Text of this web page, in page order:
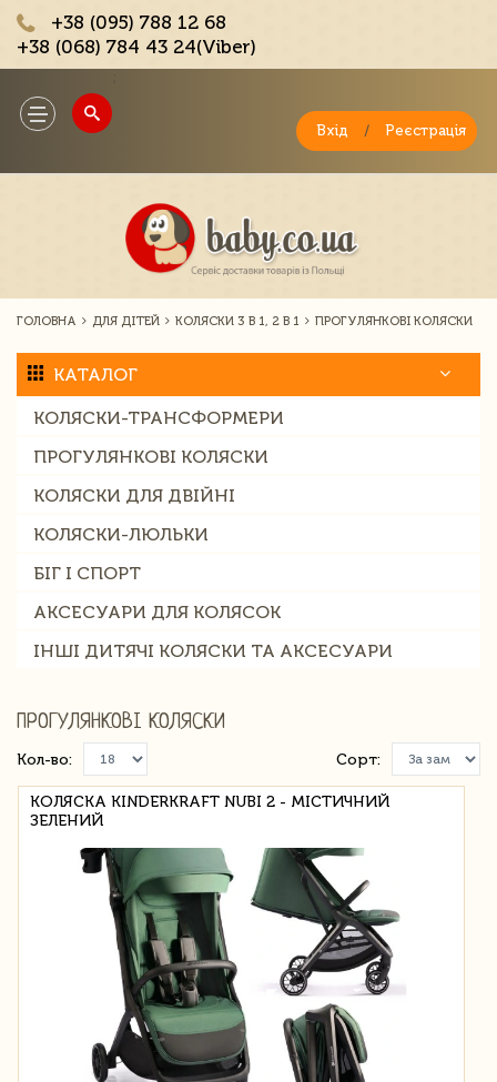
+38 (095) 788 12 68
+38 (068) 784 43 24(Viber)
Toggle
navigation
Вхід / Реєстрація
ГОЛОВНА ДЛЯ ДІТЕЙ КОЛЯСКИ 3 В 1, 2 В 1 ПРОГУЛЯНКОВІ КОЛЯСКИ
КАТАЛОГ
КОЛЯСКИ-ТРАНСФОРМЕРИ
ПРОГУЛЯНКОВІ КОЛЯСКИ
КОЛЯСКИ ДЛЯ ДВІЙНІ
КОЛЯСКИ-ЛЮЛЬКИ
БІГ І СПОРТ
АКСЕСУАРИ ДЛЯ КОЛЯСОК
ІНШІ ДИТЯЧІ КОЛЯСКИ ТА АКСЕСУАРИ
ПРОГУЛЯНКОВІ КОЛЯСКИ
Кол-во: Сорт:
КОЛЯСКА KINDERKRAFT NUBI 2 - МІСТИЧНИЙ
ЗЕЛЕНИЙ